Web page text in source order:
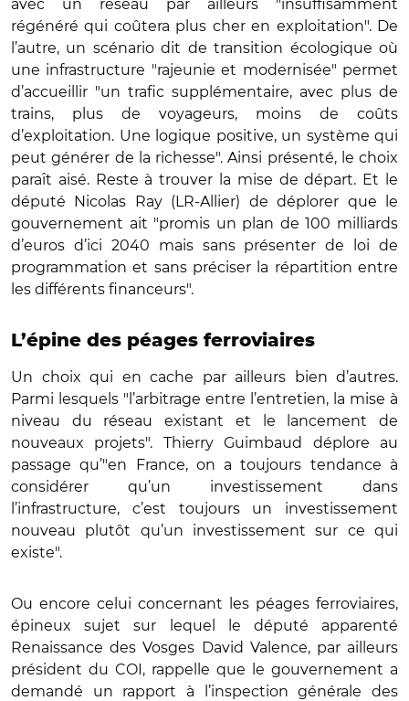
avec un réseau par ailleurs "insuffisamment
régénéré qui coûtera plus cher en exploitation". De
l’autre, un scénario dit de transition écologique où
une infrastructure "rajeunie et modernisée" permet
d’accueillir "un trafic supplémentaire, avec plus de
trains, plus de voyageurs, moins de coûts
d’exploitation. Une logique positive, un système qui
peut générer de la richesse". Ainsi présenté, le choix
paraît aisé. Reste à trouver la mise de départ. Et le
député Nicolas Ray (LR-Allier) de déplorer que le
gouvernement ait "promis un plan de 100 milliards
d’euros d’ici 2040 mais sans présenter de loi de
programmation et sans préciser la répartition entre
les différents financeurs".
L’épine des péages ferroviaires
Un choix qui en cache par ailleurs bien d’autres.
Parmi lesquels "l’arbitrage entre l’entretien, la mise à
niveau du réseau existant et le lancement de
nouveaux projets". Thierry Guimbaud déplore au
passage qu’"en France, on a toujours tendance à
considérer qu’un investissement dans
l’infrastructure, c’est toujours un investissement
nouveau plutôt qu’un investissement sur ce qui
existe".
Ou encore celui concernant les péages ferroviaires,
épineux sujet sur lequel le député apparenté
Renaissance des Vosges David Valence, par ailleurs
président du COI, rappelle que le gouvernement a
demandé un rapport à l’inspection générale des